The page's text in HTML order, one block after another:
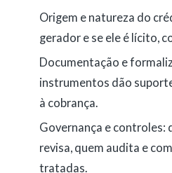
Origem e natureza do
gerador e se ele é lícito,
Documentação e
instrumentos dão
à cobrança.
Governança e controles:
revisa, quem audita e
tratadas.